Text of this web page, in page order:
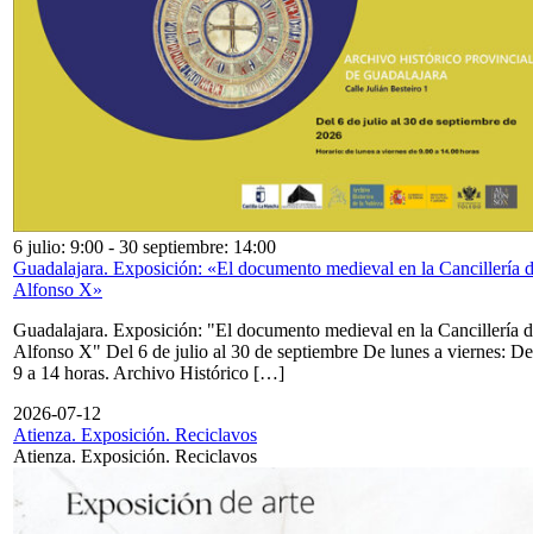
6 julio: 9:00 - 30 septiembre: 14:00
Guadalajara. Exposición: «El documento medieval en la Cancillería
Alfonso X»
Guadalajara. Exposición: "El documento medieval en la Cancillería
Alfonso X" Del 6 de julio al 30 de septiembre De lunes a viernes: De
9 a 14 horas. Archivo Histórico […]
2026-07-12
Atienza. Exposición. Reciclavos
Atienza. Exposición. Reciclavos